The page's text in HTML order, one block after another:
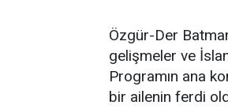
Özgür-Der
gelişmeler ve
Programın ana
bir ailenin ferdi